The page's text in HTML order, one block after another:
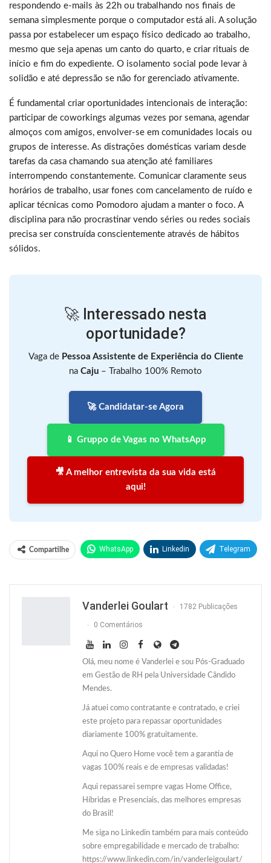
respondendo e-mails às 22h ou trabalhando nos finais de
semana simplesmente porque o computador está ali. A solução
passa por estabelecer um espaço físico dedicado ao trabalho,
mesmo que seja apenas um canto do quarto, e criar rituais de
início e fim do expediente. O isolamento social pode levar à
solidão e até depressão se não for gerenciado ativamente.
É fundamental criar oportunidades intencionais de interação:
participar de coworkings algumas vezes por semana, agendar
almoços com amigos, envolver-se em comunidades locais ou
grupos de interesse. As distrações domésticas variam desde
tarefas da casa chamando sua atenção até familiares
interrompendo constantemente. Comunicar claramente seus
horários de trabalho, usar fones com cancelamento de ruído e
aplicar técnicas como Pomodoro ajudam a manter o foco. A
disciplina para não procrastinar vendo séries ou redes sociais
precisa ser construída conscientemente através de hábitos
sólidos.
🚀 Interessado nesta
oportunidade?
Vaga de Pessoa Assistente de Experiência do Cliente
na Caju – Trabalho 100% Remoto
🚀 Candidatar-se Agora
📱 Gruppo de Vagas no WhatsApp
🎥 A melhor entrevista da sua vida está
aqui!
Compartilhe WhatsApp Linkedin Telegram
Vanderlei Goulart 1782 Publicações
0 Comentários
Olá, meu nome é Vanderlei e sou Pós-Graduado
em Gestão de RH pela Universidade Cândido
Mendes.
Já atuei como contratante e contratado, e criei
este projeto para repassar oportunidades
diariamente 100% gratuitamente.
Aqui no Quero Home você tem a garantia de
vagas 100% reais e de empresas validadas!
Aqui repassarei sempre vagas Home Office,
Híbridas e Presenciais, das melhores empresas
do Brasil!
Me siga no Linkedin também para mais conteúdo
sobre empregabilidade e mercado de trabalho:
https://www.linkedin.com/in/vanderleigoulart/